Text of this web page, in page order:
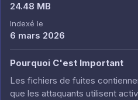
24.48 MB
Indexé le
6 mars 2026
Pourquoi C'est Important
Les fichiers de fuites
que les attaquants utilisent